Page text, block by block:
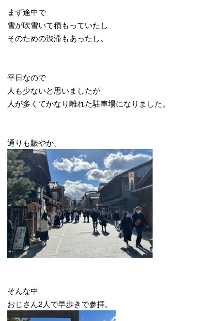
まず途中で
雪が吹雪いて積もっていたし
そのための渋滞もあったし。
平日なので
人も少ないと思いましたが
人が多くてかなり離れた駐車場になりました。
通りも賑やか。
そんな中
おじさん2人で早歩きで参拝。